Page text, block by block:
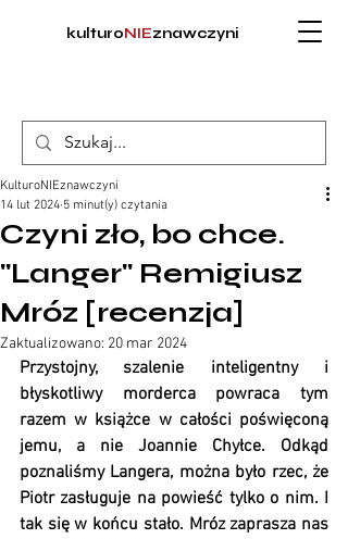
kulturoNIEznawczyni
Czyni zło, bo chce.
"Langer" Remigiusz
Mróz [recenzja]
KulturoNIEznawczyni
14 lut 2024 5 minut(y) czytania
Zaktualizowano: 20 mar 2024
Przystojny, szalenie inteligentny i
błyskotliwy morderca powraca tym
razem w książce w całości poświęconą
jemu, a nie Joannie Chyłce. Odkąd
poznaliśmy Langera, można było rzec, że
Piotr zasługuje na powieść tylko o nim. I
tak się w końcu stało. Mróz zaprasza nas